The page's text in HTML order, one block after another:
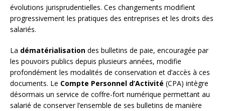
évolutions jurisprudentielles. Ces changements modifient
progressivement les pratiques des entreprises et les droits des
salariés.
La dématérialisation des bulletins de paie, encouragée par
les pouvoirs publics depuis plusieurs années, modifie
profondément les modalités de conservation et d’accès à ces
documents. Le Compte Personnel d’Activité (CPA) intègre
désormais un service de coffre-fort numérique permettant au
salarié de conserver l’ensemble de ses bulletins de manière